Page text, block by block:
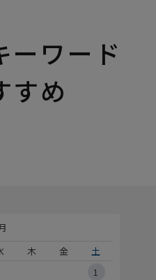
ーワード
すめ
木 金
土
1